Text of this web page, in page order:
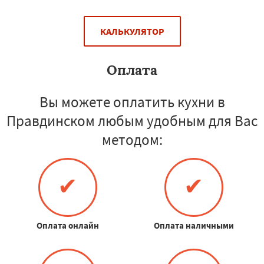
КАЛЬКУЛЯТОР
Оплата
Вы можете оплатить кухни в
Правдинском любым удобным для Вас
методом:
✔
Оплата онлайн
✔
Оплата наличными